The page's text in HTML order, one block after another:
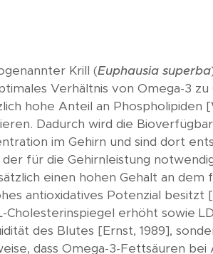
Krill (Euphausia superba
Verhältnis von Omega-3
hohe Anteil an Phospholipiden
Dadurch wird die
im Gehirn und sind dort
für die Gehirnleistung
einen hohen Gehalt an dem
antioxidatives Potenzial besitzt
Cholesterinspiegel erhöht sowie
des Blutes [Ernst, 1989],
dass Omega-3-Fettsäuren bei